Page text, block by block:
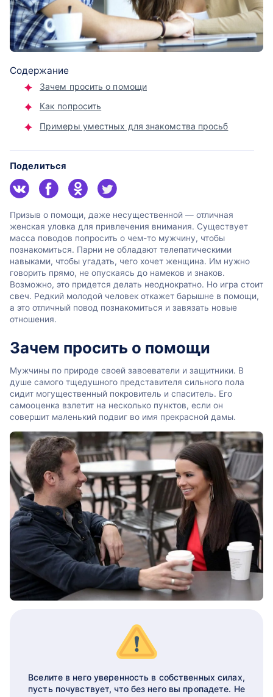
Содержание
Зачем просить о помощи
Как попросить
Примеры уместных для знакомства просьб
Поделиться
Призыв о помощи, даже несущественной — отличная
женская уловка для привлечения внимания. Существует
масса поводов попросить о чем-то мужчину, чтобы
познакомиться. Парни не обладают телепатическими
навыками, чтобы угадать, чего хочет женщина. Им нужно
говорить прямо, не опускаясь до намеков и знаков.
Возможно, это придется делать неоднократно. Но игра стоит
свеч. Редкий молодой человек откажет барышне в помощи,
а это отличный повод познакомиться и завязать новые
отношения.
Зачем просить о помощи
Мужчины по природе своей завоеватели и защитники. В
душе самого тщедушного представителя сильного пола
сидит могущественный покровитель и спаситель. Его
самооценка взлетит на несколько пунктов, если он
совершит маленький подвиг во имя прекрасной дамы.
Вселите в него уверенность в собственных силах,
пусть почувствует, что без него вы пропадете. Не